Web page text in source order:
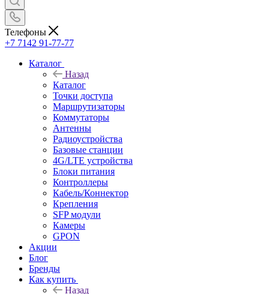
Телефоны
+7 7142 91-77-77
Каталог
Назад
Каталог
Точки доступа
Маршрутизаторы
Коммутаторы
Антенны
Радиоустройства
Базовые станции
4G/LTE устройства
Блоки питания
Контроллеры
Кабель/Коннектор
Крепления
SFP модули
Камеры
GPON
Акции
Блог
Бренды
Как купить
Назад